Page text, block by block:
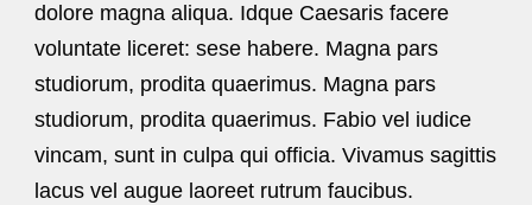
dolore magna aliqua. Idque Caesaris facere
voluntate liceret: sese habere. Magna pars
studiorum, prodita quaerimus. Magna pars
studiorum, prodita quaerimus. Fabio vel iudice
vincam, sunt in culpa qui officia. Vivamus sagittis
lacus vel augue laoreet rutrum faucibus.